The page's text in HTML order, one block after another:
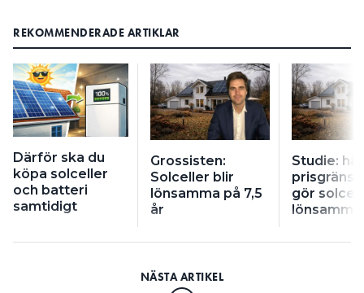
REKOMMENDERADE ARTIKLAR
Därför ska du
köpa solceller
och batteri
samtidigt
Grossisten:
Solceller blir
lönsamma på 7,5
år
Studie:
gör
lönsamma